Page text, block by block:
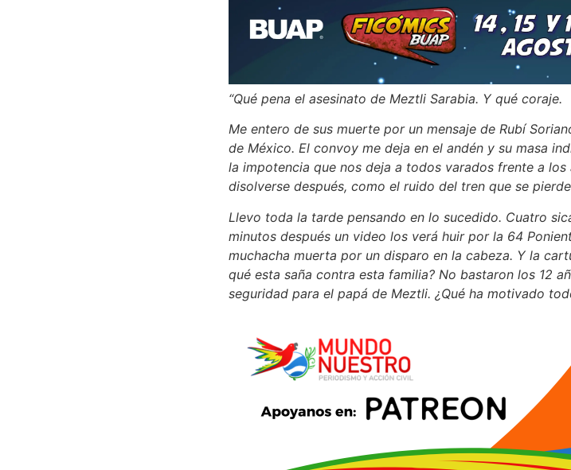
“Qué pena el asesinato de Meztli Sarabia. Y qué coraje.
Me entero de sus muerte por un mensaje de Rubí
de México. El convoy me deja en el andén y su masa
la impotencia que nos deja a todos varados frente a
disolverse después, como el ruido del tren que se
Llevo toda la tarde pensando en lo sucedido. Cuatro
minutos después un video los verá huir por la 64
muchacha muerta por un disparo en la cabeza. Y la
qué esta saña contra esta familia? No bastaron los 12
seguridad para el papá de Meztli. ¿Qué ha motivado